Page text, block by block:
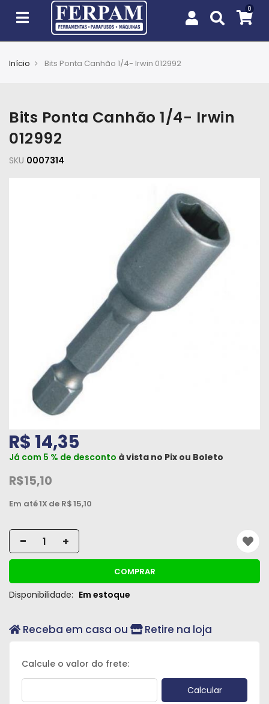
e
Jardim
EPIs
Construção
Materiais
Elétricos
Hidráulicos
e
e
Peças
Início Bits Ponta Canhão 1/4- Irwin 012992
Bits Ponta Canhão 1/4- Irwin
012992
SKU 0007314
R$ 14,35
Já com 5 % de desconto à vista no Pix ou Boleto
R$15,10
Em até1X de R$15,10
- +
COMPRAR
Disponibilidade: Em estoque
Receba em casa ou Retire na loja